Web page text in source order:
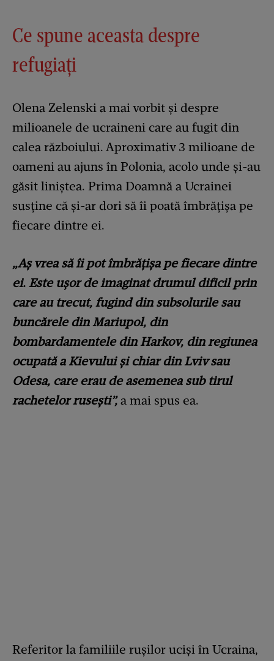
Ce spune aceasta despre
refugiați
Olena Zelenski a mai vorbit și despre
milioanele de ucraineni care au fugit din
calea războiului. Aproximativ 3 milioane de
oameni au ajuns în Polonia, acolo unde și-au
găsit liniștea. Prima Doamnă a Ucrainei
susține că și-ar dori să îi poată îmbrățișa pe
fiecare dintre ei.
„Aș vrea să îi pot îmbrățișa pe fiecare dintre
ei. Este ușor de imaginat drumul dificil prin
care au trecut, fugind din subsolurile sau
buncărele din Mariupol, din
bombardamentele din Harkov, din regiunea
ocupată a Kievului și chiar din Lviv sau
Odesa, care erau de asemenea sub tirul
rachetelor rusești”,a mai spus ea.
Referitor la familiile rușilor uciși în Ucraina,